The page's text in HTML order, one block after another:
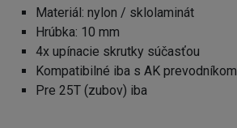
Materiál: nylon / sklolaminát
Hrúbka: 10 mm
4x upínacie skrutky súčasťou
Kompatibilné iba s AK prevodníkom
Pre 25T (zubov) iba